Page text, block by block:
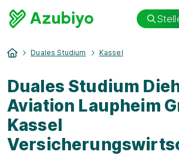
Duales Studium Kassel
Duales Studium
Aviation Laupheim
Kassel